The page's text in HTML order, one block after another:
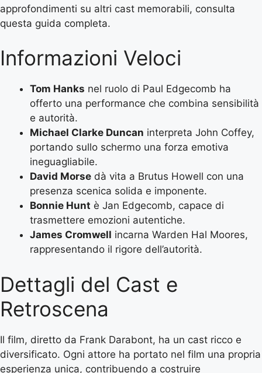
approfondimenti su altri cast memorabili, consulta
questa guida completa.
Informazioni Veloci
Tom Hanks nel ruolo di Paul Edgecomb ha
offerto una performance che combina sensibilità
e autorità.
Michael Clarke Duncan interpreta John Coffey,
portando sullo schermo una forza emotiva
ineguagliabile.
David Morse dà vita a Brutus Howell con una
presenza scenica solida e imponente.
Bonnie Hunt è Jan Edgecomb, capace di
trasmettere emozioni autentiche.
James Cromwell incarna Warden Hal Moores,
rappresentando il rigore dell’autorità.
Dettagli del Cast e
Retroscena
Il film, diretto da Frank Darabont, ha un cast ricco e
diversificato. Ogni attore ha portato nel film una propria
esperienza unica, contribuendo a costruire